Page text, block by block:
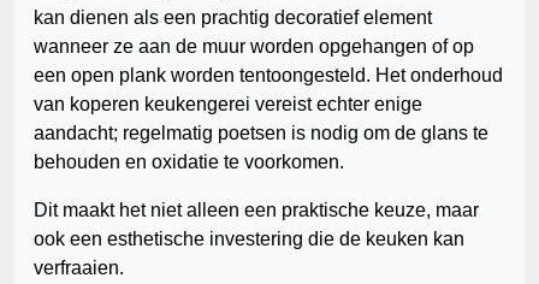
kan dienen als een prachtig decoratief element
wanneer ze aan de muur worden opgehangen of op
een open plank worden tentoongesteld. Het onderhoud
van koperen keukengerei vereist echter enige
aandacht; regelmatig poetsen is nodig om de glans te
behouden en oxidatie te voorkomen.
Dit maakt het niet alleen een praktische keuze, maar
ook een esthetische investering die de keuken kan
verfraaien.